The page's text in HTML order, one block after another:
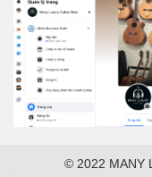
© 2022 MANY